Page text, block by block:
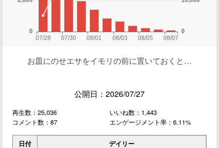
お皿にのせエサをイモリの前に置いておくと…
公開日：2026/07/27
再生数：25,036
いいね数：1,443
コメント数：87
エンゲージメント率：6.11%
日付
デイリー